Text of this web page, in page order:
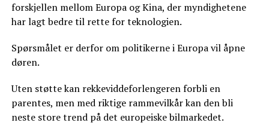
forskjellen mellom Europa og Kina, der myndighetene
har lagt bedre til rette for teknologien.
Spørsmålet er derfor om politikerne i Europa vil åpne
døren.
Uten støtte kan rekkeviddeforlengeren forbli en
parentes, men med riktige rammevilkår kan den bli
neste store trend på det europeiske bilmarkedet.